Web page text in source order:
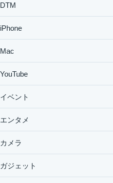
DTM
iPhone
Mac
YouTube
イベント
エンタメ
カメラ
ガジェット